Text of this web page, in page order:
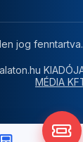
jog fenntartva.
MÉDIA